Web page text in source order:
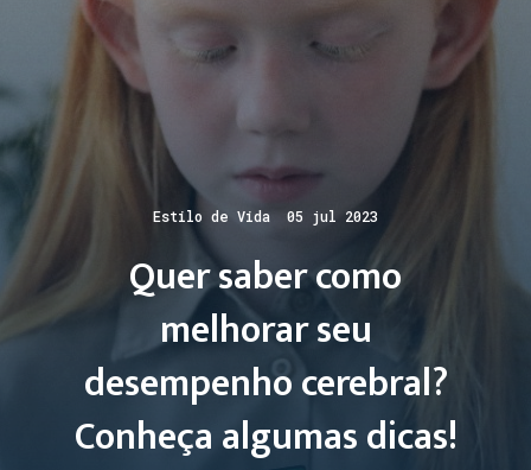
Estilo de Vida 05 jul 2023
Quer saber como
melhorar seu
desempenho cerebral?
Conheça algumas dicas!